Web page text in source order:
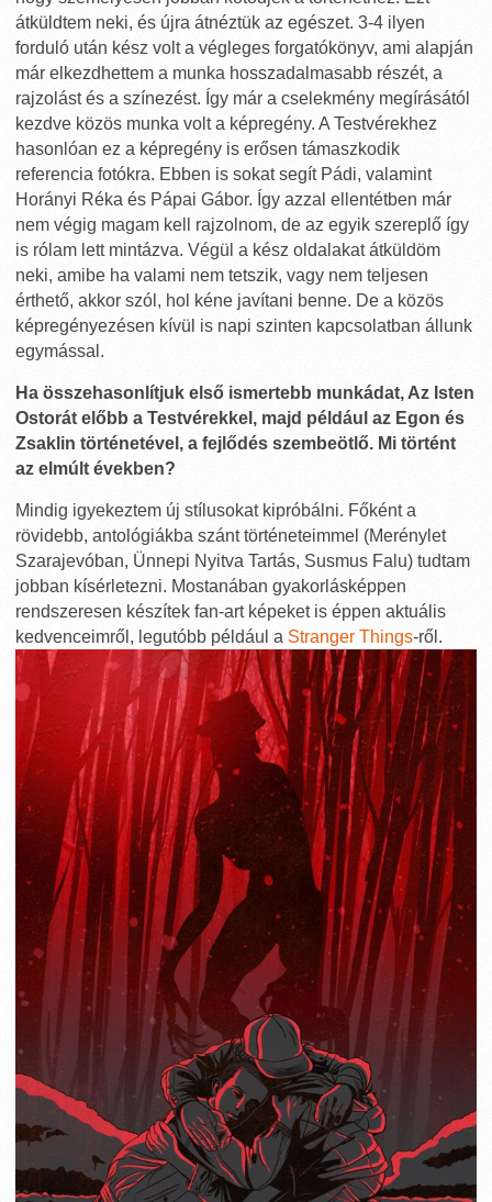
átküldtem neki, és újra átnéztük az egészet. 3-4 ilyen
forduló után kész volt a végleges forgatókönyv, ami alapján
már elkezdhettem a munka hosszadalmasabb részét, a
rajzolást és a színezést. Így már a cselekmény megírásától
kezdve közös munka volt a képregény. A Testvérekhez
hasonlóan ez a képregény is erősen támaszkodik
referencia fotókra. Ebben is sokat segít Pádi, valamint
Horányi Réka és Pápai Gábor. Így azzal ellentétben már
nem végig magam kell rajzolnom, de az egyik szereplő így
is rólam lett mintázva. Végül a kész oldalakat átküldöm
neki, amibe ha valami nem tetszik, vagy nem teljesen
érthető, akkor szól, hol kéne javítani benne. De a közös
képregényezésen kívül is napi szinten kapcsolatban állunk
egymással.
Ha összehasonlítjuk első ismertebb munkádat, Az Isten
Ostorát előbb a Testvérekkel, majd például az Egon és
Zsaklin történetével, a fejlődés szembeötlő. Mi történt
az elmúlt években?
Mindig igyekeztem új stílusokat kipróbálni. Főként a
rövidebb, antológiákba szánt történeteimmel (Merénylet
Szarajevóban, Ünnepi Nyitva Tartás, Susmus Falu) tudtam
jobban kísérletezni. Mostanában gyakorlásképpen
rendszeresen készítek fan-art képeket is éppen aktuális
kedvenceimről, legutóbb például a Stranger Things-ről.